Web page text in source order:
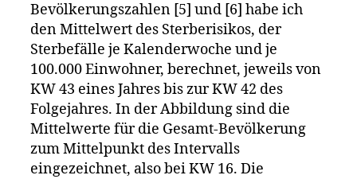
Bevölkerungszahlen [5] und [6] habe ich
den Mittelwert des Sterberisikos, der
Sterbefälle je Kalenderwoche und je
100.000 Einwohner, berechnet, jeweils von
KW 43 eines Jahres bis zur KW 42 des
Folgejahres. In der Abbildung sind die
Mittelwerte für die Gesamt-Bevölkerung
zum Mittelpunkt des Intervalls
eingezeichnet, also bei KW 16. Die